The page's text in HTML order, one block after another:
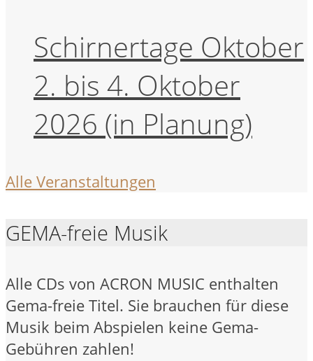
Schirnertage Oktober
2. bis 4. Oktober
2026 (in Planung)
Alle Veranstaltungen
GEMA-freie Musik
Alle CDs von ACRON MUSIC enthalten
Gema-freie Titel. Sie brauchen für diese
Musik beim Abspielen keine Gema-
Gebühren zahlen!